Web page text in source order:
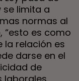
se limita a
normas al
“esto es como
la relación es
darse en el
de